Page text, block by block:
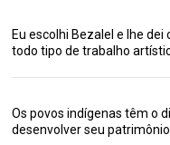
Eu escolhi Bezalel e lhe
todo tipo de trabalho
Os povos indígenas têm o
desenvolver seu